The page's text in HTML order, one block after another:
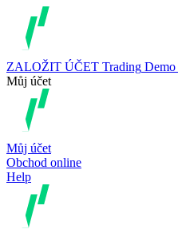
ZALOŽIT ÚČET Trading Demo
Můj účet
Můj účet
Obchod online
Help